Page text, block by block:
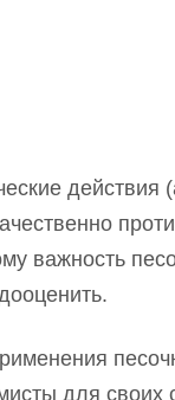
действия
важность
для своих